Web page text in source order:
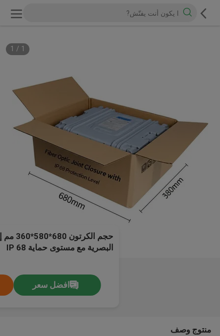
1
/
1
حجم
البصرية مع مستوى حماية IP 68
افضل سعر
منتوج وصف